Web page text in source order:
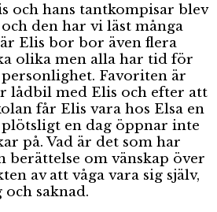
och hans tantkompisar blev
den har vi läst många
Elis bor bor även flera
olika men alla har tid för
Favoriten är
lådbil med Elis och efter att
får Elis vara hos Elsa en
plötsligt en dag öppnar inte
på. Vad är det som har
berättelse om vänskap över
av att våga vara sig själv,
saknad.